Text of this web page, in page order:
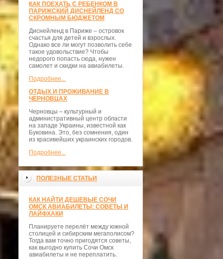
КАК ПОЕХАТЬ С РЕБЕНКОМ В
ПАРИЖСКИЙ ДИСНЕЙЛЕНД СО
СКРОМНЫМ БЮДЖЕТОМ
Диснейленд в Париже – островок
счастья для детей и взрослых.
Однако все ли могут позволить себе
такое удовольствие? Чтобы
недорого попасть сюда, нужен
самолет и скидки на авиабилеты.
Подробнее...
ОТДЫХ И ПРОЖИВАНИЕ В
ЧЕРНОВЦАХ
Черновцы – культурный и
административный центр области
на западе Украины, известной как
Буковина. Это, без сомнения, один
из красивейших украинских городов.
Подробнее...
ПОЛЕЗНЫЕ СТАТЬИ
КАК НАЙТИ ДЕШЕВЫЕ СОЧИ
ОМСК АВИАБИЛЕТЫ: СОВЕТЫ И
ЛАЙФХАКИ
Планируете перелёт между южной
столицей и сибирским мегаполисом?
Тогда вам точно пригодятся советы,
как выгодно купить Сочи Омск
авиабилеты и не переплатить.